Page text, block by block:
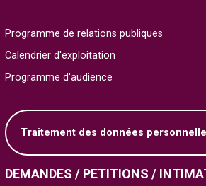
Programme de relations publiques
Calendrier d'exploitation
Programme d'audience
Traitement des données
DEMANDES / PETITIONS /